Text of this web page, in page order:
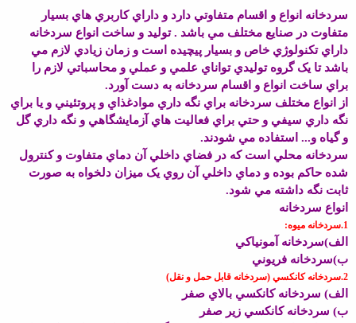
سردخانه انواع و اقسام متفاوتي دارد و داراي کاربري هاي بسيار
متفاوت در صنايع مختلف مي باشد . توليد و ساخت انواع سردخانه
داراي تکنولوژي خاص و بسيار پيچيده است و زمان زيادي لازم مي
باشد تا يک گروه توليدي تواناي علمي و عملي و محاسباتي لازم را
براي ساخت انواع و اقسام سردخانه به دست آورد.
از انواع مختلف سردخانه براي نگه داري موادغذاي و پروتئيني و يا براي
نگه داري سيفي و حتي براي فعاليت هاي آزمايشگاهي و نگه داري گل
و گياه و... استفاده مي شودند.
سردخانه محلي است که در فضاي داخلي آن دماي متفاوت و کنترول
شده حاکم بوده و دماي داخلي آن روي يک ميزان دلخواه به صورت
ثابت نگه داشته مي شود.
انواع سردخانه
1.سردخانه ميوه:
الف)سردخانه آمونياکي
ب)سردخانه فريوني
2.سردخانه کانکسي (سردخانه قابل حمل و نقل)
الف) سردخانه کانکسي بالاي صفر
ب) سردخانه کانکسي زير صفر